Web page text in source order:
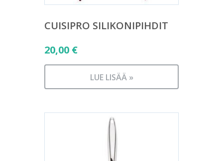
CUISIPRO SILIKONIPIHDIT
20,00 €
LUE LISÄÄ »